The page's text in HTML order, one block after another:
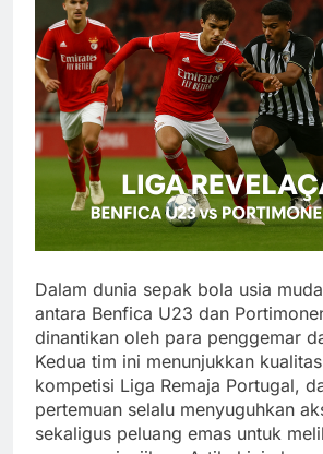
Dalam dunia sepak bola usia
antara Benfica U23 dan
dinantikan oleh para penggemar
Kedua tim ini menunjukkan
kompetisi Liga Remaja Portugal,
pertemuan selalu menyuguhkan
sekaligus peluang emas untuk